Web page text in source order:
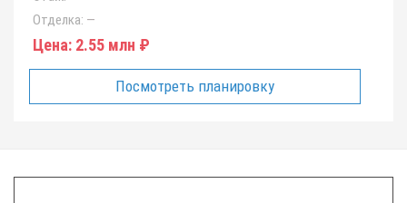
Отделка: —
Цена: 2.55 млн ₽
Посмотреть планировку